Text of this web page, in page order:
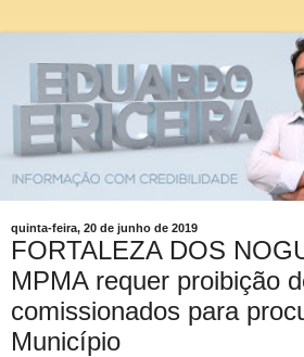
quinta-feira, 20 de junho de 2019
FORTALEZA DOS
MPMA requer proibição
comissionados para
Município